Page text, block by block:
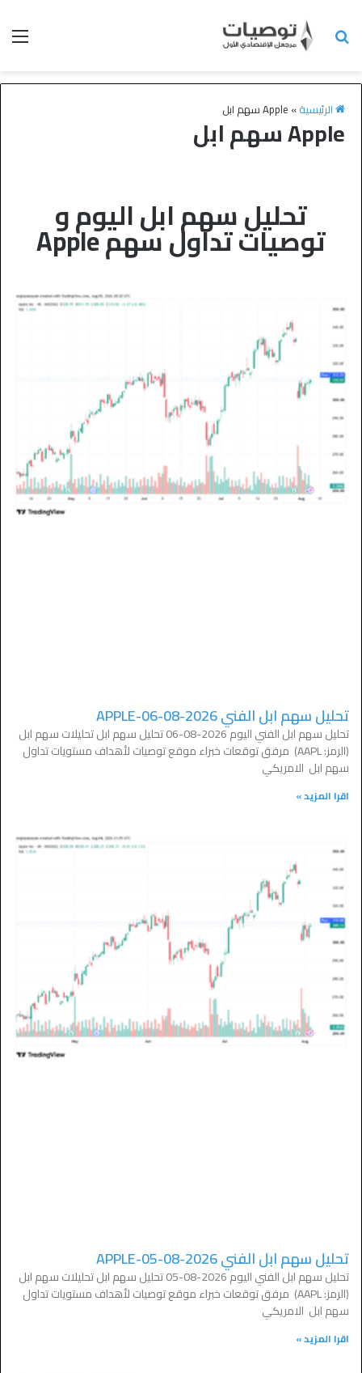
الرئيسية» Apple سهم ابل
Apple سهم ابل
تحليل سهم ابل اليوم و
توصيات تداول سهم Apple
تحليل سهم ابل الفني APPLE-06-08-2026
تحليل سهم ابل الفني اليوم 2026-08-06 تحليل سهم ابل تحليلات سهم ابل
(الرمز: AAPL) مرفق توقعات خبراء موقع توصيات لأهداف مستويات تداول
سهم ابل الامريكي
اقرا المزيد »
تحليل سهم ابل الفني APPLE-05-08-2026
تحليل سهم ابل الفني اليوم 2026-08-05 تحليل سهم ابل تحليلات سهم ابل
(الرمز: AAPL) مرفق توقعات خبراء موقع توصيات لأهداف مستويات تداول
سهم ابل الامريكي
اقرا المزيد »